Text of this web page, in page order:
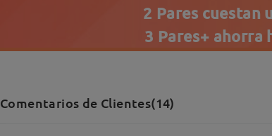
2 Pares cuestan
3 Pares+ ahorra
Comentarios de Clientes(14)